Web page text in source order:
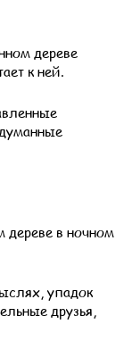
дереве
к ней.
дереве в ночном
упадок
друзья,